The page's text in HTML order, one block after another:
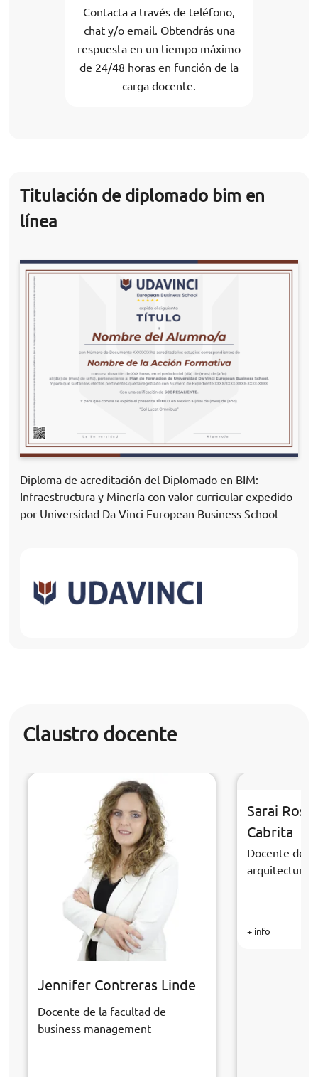
Contacta a través de teléfono,
chat y/o email. Obtendrás una
respuesta en un tiempo máximo
de 24/48 horas en función de la
carga docente.
Titulación de diplomado bim en
línea
Diploma de acreditación del Diplomado en BIM:
Infraestructura y Minería con valor curricular expedido
por Universidad Da Vinci European Business School
Claustro docente
Jennifer Contreras Linde
Docente de la facultad de
business management
Sarai
Cabrita
Docente de
arquitectura
+ info